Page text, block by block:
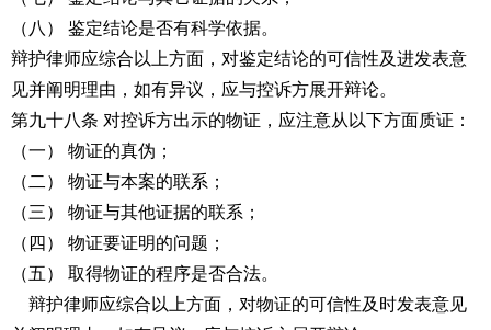
（八） 鉴定结论是否有科学依据。
辩护律师应综合以上方面，对鉴定结论的可信性及进发表意
见并阐明理由，如有异议，应与控诉方展开辩论。
第九十八条 对控诉方出示的物证，应注意从以下方面质证：
（一） 物证的真伪；
（二） 物证与本案的联系；
（三） 物证与其他证据的联系；
（四） 物证要证明的问题；
（五） 取得物证的程序是否合法。
辩护律师应综合以上方面，对物证的可信性及时发表意见